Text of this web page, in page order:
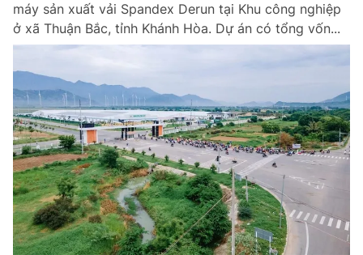
Đọc Thanh Niên trên điện thoại
Theo dõi báo trên
Hotline
0906 645 777
Liên hệ quảng cáo
0908 780 404
Đặt báo Quảng cáo RSS Tòa soạn Chính sách bảo
Tổng biên tập: Nguyễn Ngọc Toàn
máy sản xuất vải Spandex Derun tại Khu công nghiệp
ở xã Thuận Bắc, tỉnh Khánh Hòa. Dự án có tổng vốn...